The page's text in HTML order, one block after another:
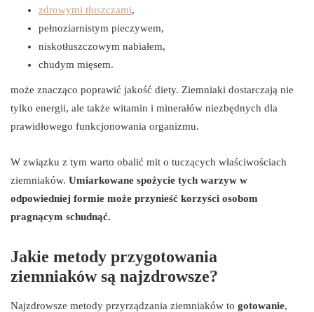
zdrowymi tłuszczami,
pełnoziarnistym pieczywem,
niskotłuszczowym nabiałem,
chudym mięsem.
może znacząco poprawić jakość diety. Ziemniaki dostarczają nie
tylko energii, ale także witamin i minerałów niezbędnych dla
prawidłowego funkcjonowania organizmu.
W związku z tym warto obalić mit o tuczących właściwościach
ziemniaków. Umiarkowane spożycie tych warzyw w
odpowiedniej formie może przynieść korzyści osobom
pragnącym schudnąć.
Jakie metody przygotowania
ziemniaków są najzdrowsze?
Najzdrowsze metody przyrządzania ziemniaków to gotowanie,